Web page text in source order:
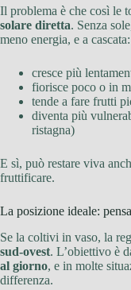
Il problema è che così le
solare diretta. Senza
meno energia, e a cascata:
cresce più
fiorisce poco o in
tende a fare frutti
diventa più
ristagna)
E sì, può restare viva
fruttificare.
La posizione ideale:
Se la coltivi in vaso, la
sud-ovest. L’obiettivo è
al giorno, e in molte
differenza.